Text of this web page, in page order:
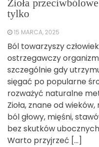
Zioła
tylko
15 MARCA, 2025
Ból towarzyszy
ostrzegawczy
szczególnie gdy
sięgać po popularne
rozważyć naturalne
Zioła, znane od
ból głowy, mięśni,
bez skutków
Warto przyjrzeć […]